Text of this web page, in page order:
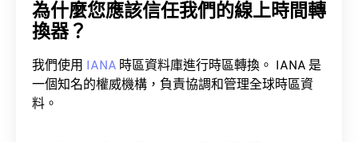
為什麼您應該信任我們的線上時間轉
換器？
我們使用 IANA 時區資料庫進行時區轉換。 IANA 是
一個知名的權威機構，負責協調和管理全球時區資
料。